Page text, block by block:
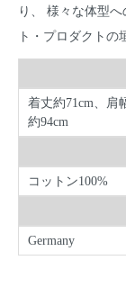
り、 様々な体型
ト・プロダクトの
着丈約71cm、肩
約94cm
コットン100%
Germany